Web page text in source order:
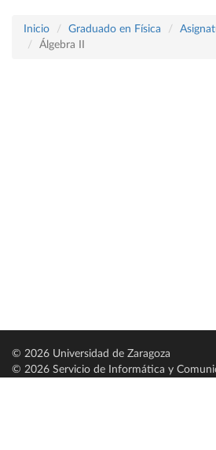
Inicio Graduado en Física
Álgebra II
© 2026 Universidad de Zaragoza
© 2026 Servicio de Informática y